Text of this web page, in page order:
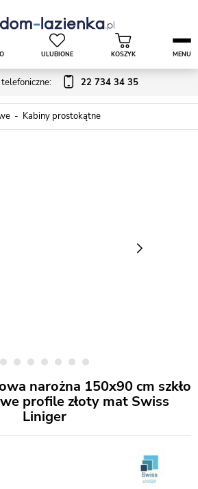
22 734 34 35
ULUBIONE KOSZYK MENU
Kabiny prostokątne
narożna 150x90 cm szkło
profile złoty mat Swiss
Liniger